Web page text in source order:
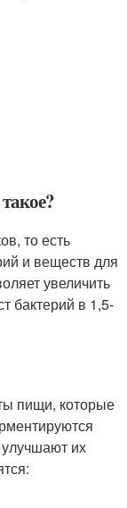
то есть
и веществ для
увеличить
бактерий в 1,5-
пищи, которые
их